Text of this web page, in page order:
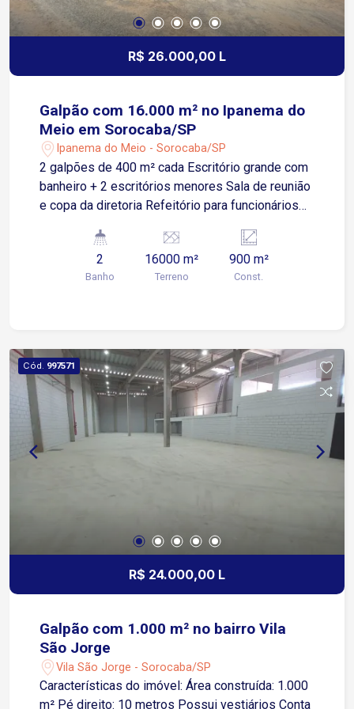
comerciais e industriais
R$ 26.000,00 L
Galpão com 16.000 m² no Ipanema do
Meio em Sorocaba/SP
Ipanema do Meio - Sorocaba/SP
2 galpões de 400 m² cada Escritório grande com
banheiro + 2 escritórios menores Sala de reunião
e copa da diretoria Refeitório para funcionários
alimentação e banheiro Amplo estacionamento
para motos, carros e caminhões Entrada
independente para caminhões Terreno de 16.000
em frente e acesso sem pedágio para quem vem
de Sorocaba, além de estar ao lado do posto da
Polícia Rodoviária na Raposo Tavares.
2
Banho
16000 m²
Terreno
900 m²
Const.
Cód. 997571
R$ 24.000,00 L
Galpão com 1.000 m² no bairro Vila
São Jorge
Vila São Jorge - Sorocaba/SP
Características do imóvel: Área construída: 1.000
m² Pé direito: 10 metros Possui vestiários Conta